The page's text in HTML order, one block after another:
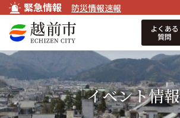
緊急情報 防災情報速報
よくある
質問
イベント情報